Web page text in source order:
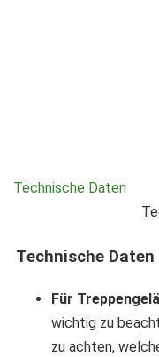
Technische Daten
Technische Daten
Für
wichtig zu
zu achten,